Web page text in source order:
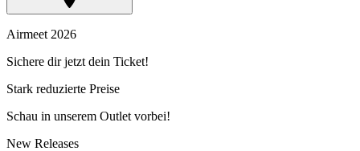
Airmeet 2026
Sichere dir jetzt dein Ticket!
Stark reduzierte Preise
Schau in unserem Outlet vorbei!
New Releases